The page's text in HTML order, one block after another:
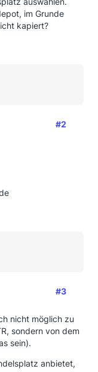
im Grunde
kapiert?
#2
#3
nicht möglich zu
sondern von dem
sein).
anbietet,